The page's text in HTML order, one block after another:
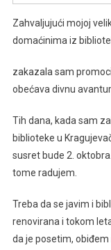
Zahvaljujući mojoj
domaćinima iz
zakazala sam
obećava divnu
Tih dana, kada sam
biblioteke u
susret bude 2.
tome radujem.
Treba da se javim i
renovirana i tokom
da je posetim,